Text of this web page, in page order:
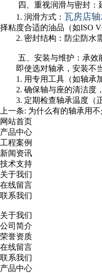
四、重视润滑与密封：
1. 润滑方式： 瓦房店轴
择粘度合适的油品（如ISO
2. 密封结构：防尘防水
五、安装与维护：承效
即使选对轴承，安装不
1. 用专用工具（如轴承
2. 确保轴与座的清洁度
3. 定期检查轴承温度（
上一条: 为什么有的轴承用
网站首页
产品中心
工程案例
新闻资讯
技术支持
关于我们
在线留言
联系我们
关于我们
公司简介
荣誉资质
在线留言
联系我们
产品中心